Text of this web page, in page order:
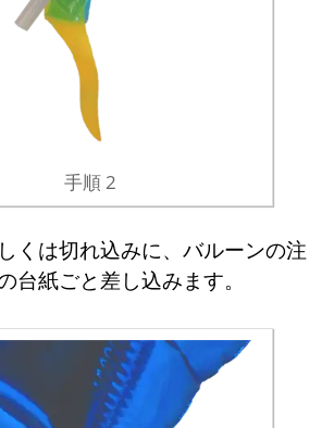
手順 2
くは切れ込みに、バルーンの注
台紙ごと差し込みます。